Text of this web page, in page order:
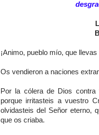
¡Animo, pueblo mío, que
Os vendieron a naciones
Por la cólera de Dios contra
porque irritasteis a vuestro
olvidasteis del Señor eterno,
que os criaba.